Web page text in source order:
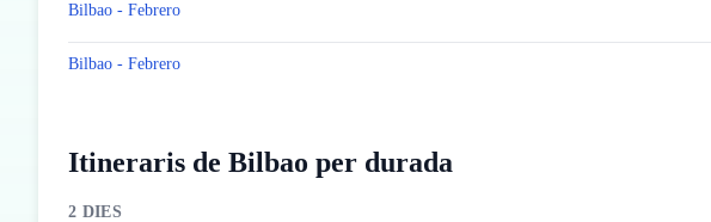
Bilbao - Febrero
Bilbao - Febrero
Itineraris de Bilbao per durada
2 DIES